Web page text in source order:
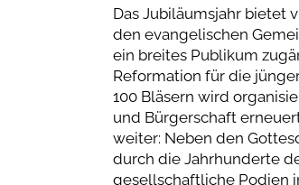
Das Jubiläumsjahr bietet
den evangelischen
ein breites Publikum
Reformation für die
100 Bläsern wird
und Bürgerschaft
weiter: Neben den
durch die Jahrhunderte
gesellschaftliche Podien